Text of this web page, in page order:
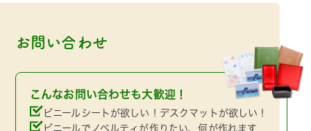
お問い合わせ
こんなお問い合わせも大歓迎！
ビニールシートが欲しい！デスクマットが欲しい！
ビニールでノベルティが作りたい、何が作れます